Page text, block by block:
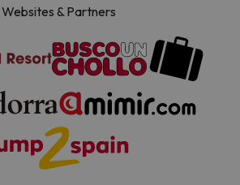
Websites & Partners